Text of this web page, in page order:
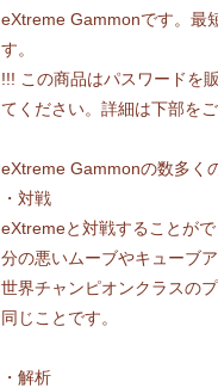
eXtreme Gammonです。最
す。
!!! この商品はパスワードを
てください。詳細は下部を
eXtreme Gammonの数多く
・対戦
eXtremeと対戦することが
分の悪いムーブやキューブ
世界チャンピオンクラスの
同じことです。
・解析